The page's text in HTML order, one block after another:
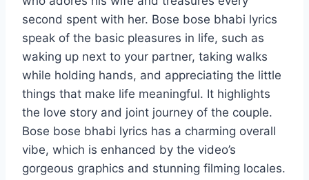
second spent with her. Bose bose bhabi lyrics
speak of the basic pleasures in life, such as
waking up next to your partner, taking walks
while holding hands, and appreciating the little
things that make life meaningful. It highlights
the love story and joint journey of the couple.
Bose bose bhabi lyrics has a charming overall
vibe, which is enhanced by the video’s
gorgeous graphics and stunning filming locales.